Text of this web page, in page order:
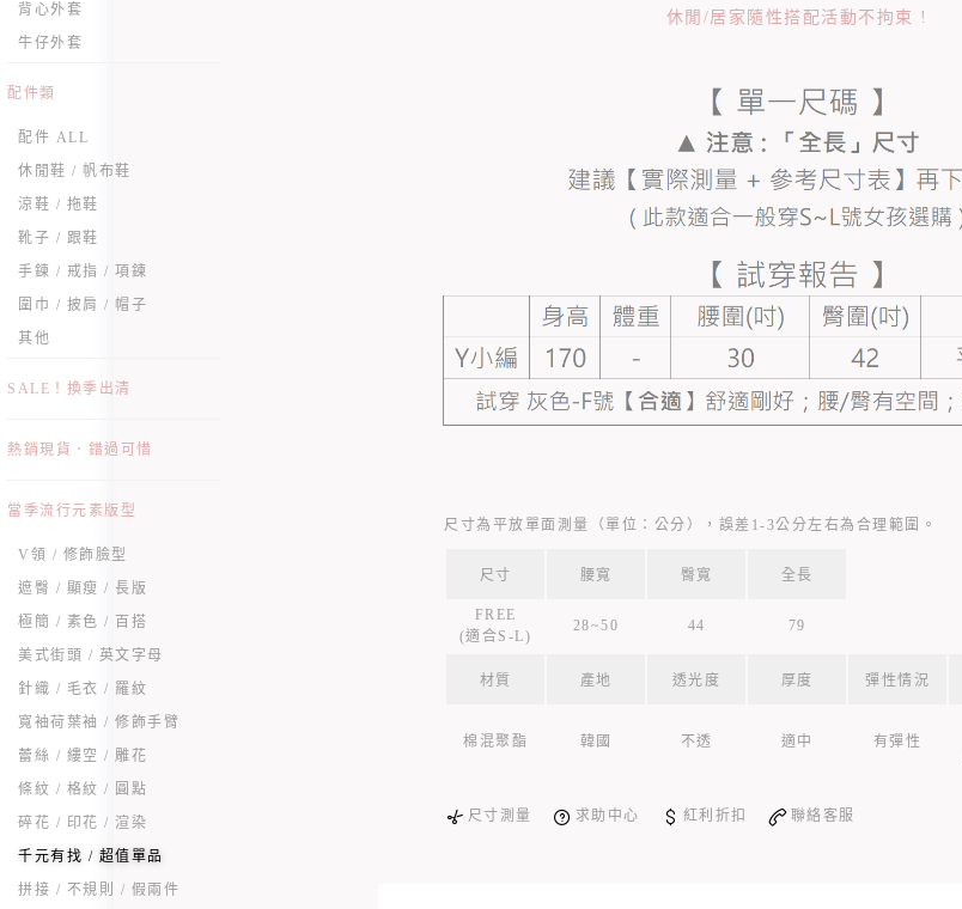
背心外套
牛仔外套
配件類
配件 ALL
休閒鞋 / 帆布鞋
涼鞋 / 拖鞋
靴子 / 跟鞋
手鍊 / 戒指 / 項鍊
圍巾 / 披肩 / 帽子
其他
SALE！換季出清
熱銷現貨．錯過可惜
當季流行元素版型
V領 / 修飾臉型
遮臀 / 顯瘦 / 長版
極簡 / 素色 / 百搭
美式街頭 / 英文字母
針織 / 毛衣 / 羅紋
寬袖荷葉袖 / 修飾手臂
蕾絲 / 縷空 / 雕花
條紋 / 格紋 / 圓點
碎花 / 印花 / 渲染
千元有找 / 超值單品
拼接 / 不規則 / 假兩件
休閒/居家隨性搭配活動不拘束 !
尺寸為平放單面測量（單位：公分），誤差1-3公分左右為合理範圍。
尺寸 腰寬 臀寬 全長
FREE
(適合S-L)
28~50 44 79
材質 產地 透光度 厚度 彈性情況
棉混聚酯 韓國 不透 適中 有彈性
尺寸測量 求助中心 紅利折扣 聯絡客服